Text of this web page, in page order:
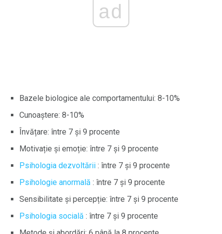
ad
Bazele biologice ale comportamentului: 8-10%
Cunoaștere: 8-10%
Învățare: între 7 și 9 procente
Motivație și emoție: între 7 și 9 procente
Psihologia dezvoltării : între 7 și 9 procente
Psihologie anormală : între 7 și 9 procente
Sensibilitate și percepție: între 7 și 9 procente
Psihologia socială : între 7 și 9 procente